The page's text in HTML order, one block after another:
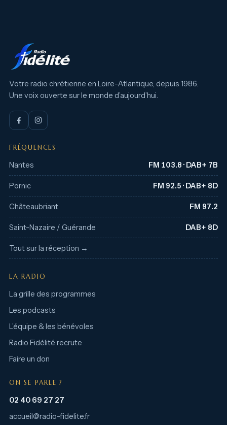
Votre radio chrétienne en Loire-Atlantique, depuis 1986.
Une voix ouverte sur le monde d’aujourd’hui.
FRÉQUENCES
Nantes FM 103.8 · DAB+ 7B
Pornic FM 92.5 · DAB+ 8D
Châteaubriant FM 97.2
Saint-Nazaire / Guérande DAB+ 8D
Tout sur la réception →
LA RADIO
La grille des programmes
Les podcasts
L’équipe & les bénévoles
Radio Fidélité recrute
Faire un don
ON SE PARLE ?
02 40 69 27 27
accueil@radio-fidelite.fr